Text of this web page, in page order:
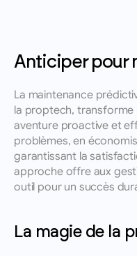
Anticiper pour
La maintenance
la proptech, transforme
aventure proactive et
problèmes, en
garantissant la
approche offre aux
outil pour un succès
La magie de la